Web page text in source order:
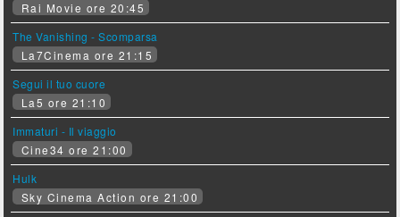
Rai Movie ore 20:45
The Vanishing - Scomparsa
La7Cinema ore 21:15
Segui il tuo cuore
La5 ore 21:10
Immaturi - Il viaggio
Cine34 ore 21:00
Hulk
Sky Cinema Action ore 21:00